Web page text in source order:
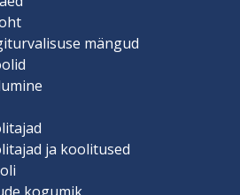
mängud
ja koolitused